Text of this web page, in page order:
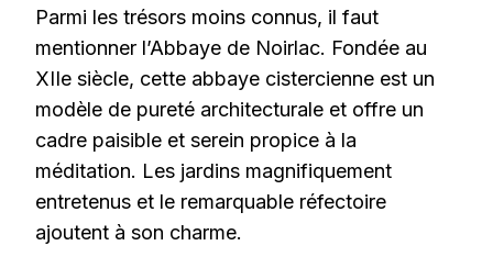
Parmi les trésors moins connus, il faut
mentionner l’Abbaye de Noirlac. Fondée au
XIIe siècle, cette abbaye cistercienne est un
modèle de pureté architecturale et offre un
cadre paisible et serein propice à la
méditation. Les jardins magnifiquement
entretenus et le remarquable réfectoire
ajoutent à son charme.